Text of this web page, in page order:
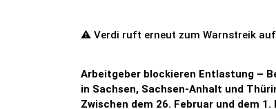
⚠️ Verdi ruft erneut zum Warnstreik
Arbeitgeber blockieren Entlastung –
in Sachsen, Sachsen-Anhalt und
Zwischen dem 26. Februar und dem